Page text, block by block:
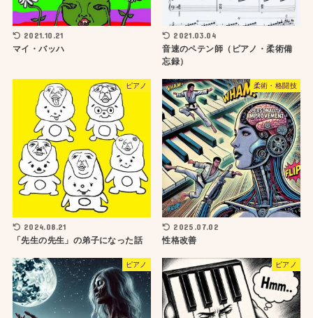
2021.10.21
マイ・バッハ
2021.03.04
音速のペテン師（ピアノ・柔術備
忘録）
ピアノ
2024.08.21
「先生の先生」の弟子になった話
柔術・格闘技
2025.07.02
性格改善
ピアノ ピアノ